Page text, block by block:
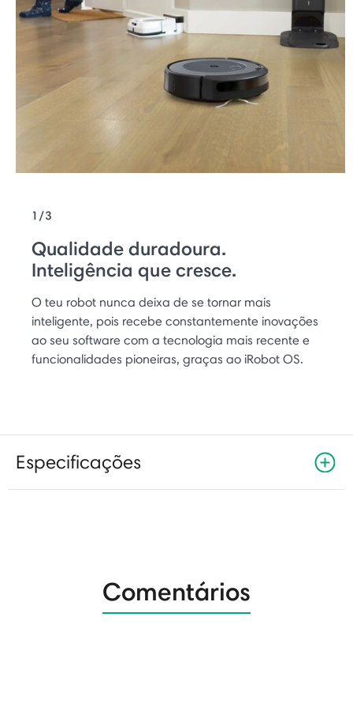
1/3
Qualidade duradoura.
Inteligência que cresce.
O teu robot nunca deixa de se tornar mais
inteligente, pois recebe constantemente inovações
ao seu software com a tecnologia mais recente e
funcionalidades pioneiras, graças ao iRobot OS.
Especificações
Comentários